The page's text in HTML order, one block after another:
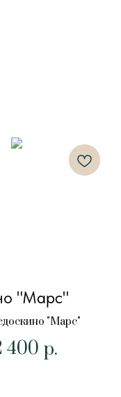
"Марс"
"Марс"
400 р.